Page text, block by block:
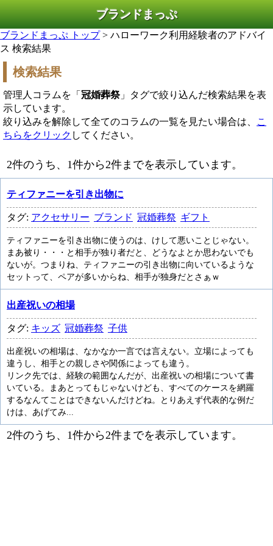
ブランドまっぷ
ブランドまっぷ トップ> ハローワーク利用経験者のアドバイ
ス 検索結果
検索結果
管理人コラムを「 冠婚葬祭」タグで絞り込んだ検索結果を表
示しています。
絞り込みを解除して全てのコラムの一覧を見たい場合は、
こ
ちらをクリック してください。
2件のうち、1件から2件までを表示しています。
ティファニーを引き出物に
タグ: アクセサリー ブランド 冠婚葬祭 ギフト
ティファニーを引き出物に使うのは、けして悪いことじゃない。
まあ被り・・・と相手が独り者だと、どうなよとか思わないでも
ないが。つまりね、ティファニーの引き出物に向いているような
セットって、ペアが多いからね、相手が独身だとさぁｗ
出産祝いの相場
タグ: キッズ 冠婚葬祭 子供
出産祝いの相場は、なかなか一言では言えない。立場によっても
違うし、相手との親しさや関係によっても違う。
リンク先では、経験の範囲なんだが、出産祝いの相場について書
いている。まあとってもじゃないけども、すべてのケースを網羅
するなんてことはできないんだけどね。とりあえず代表的な例だ
けは、あげてみ...
2件のうち、1件から2件までを表示しています。